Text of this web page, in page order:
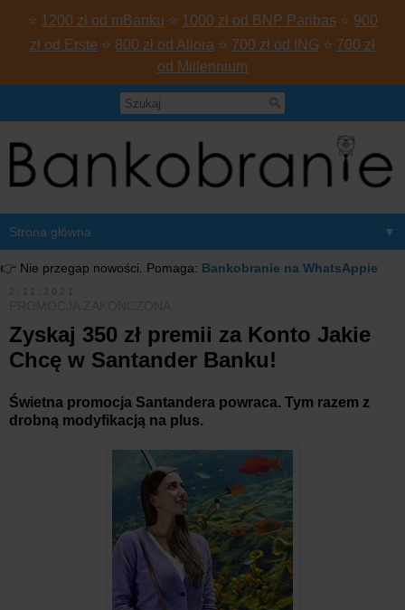
⭐ 1200 zł od mBanku ⭐ 1000 zł od BNP Paribas ⭐ 900
zł od Erste ⭐ 800 zł od Aliora ⭐ 700 zł od ING ⭐ 700 zł
od Millennium
▼
👉 Nie przegap nowości. Pomaga: Bankobranie na WhatsAppie
Zyskaj 350 zł premii za Konto Jakie
Chcę w Santander Banku!
Świetna promocja Santandera powraca. Tym razem z
drobną modyfikacją na plus.